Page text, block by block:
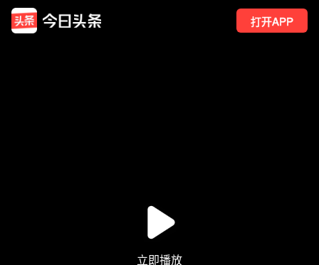
打开APP